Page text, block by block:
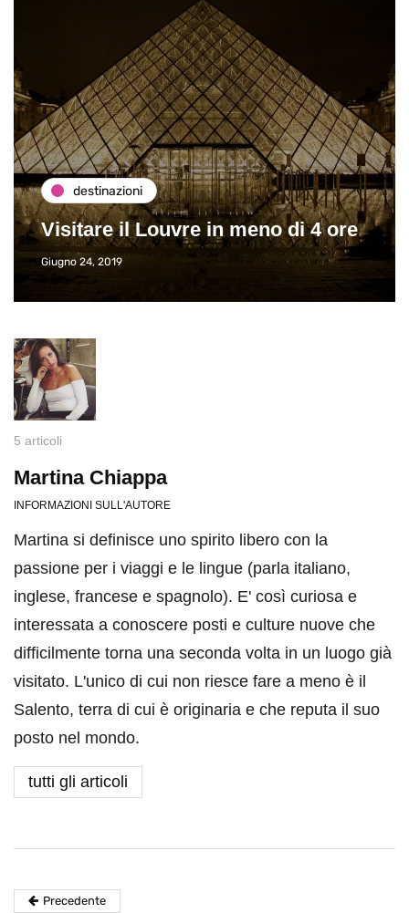
destinazioni
Visitare il Louvre in meno di 4 ore
Giugno 24, 2019
5 articoli
Martina Chiappa
INFORMAZIONI SULL'AUTORE
Martina si definisce uno spirito libero con la
passione per i viaggi e le lingue (parla italiano,
inglese, francese e spagnolo). E' così curiosa e
interessata a conoscere posti e culture nuove che
difficilmente torna una seconda volta in un luogo già
visitato. L'unico di cui non riesce fare a meno è il
Salento, terra di cui è originaria e che reputa il suo
posto nel mondo.
tutti gli articoli
Precedente